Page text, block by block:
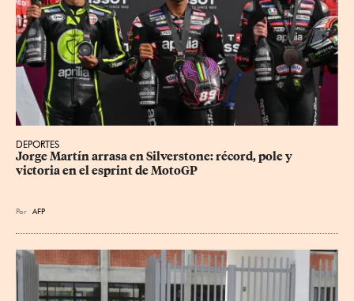
DEPORTES
Jorge Martín arrasa en Silverstone: récord, pole y
victoria en el esprint de MotoGP
Por AFP